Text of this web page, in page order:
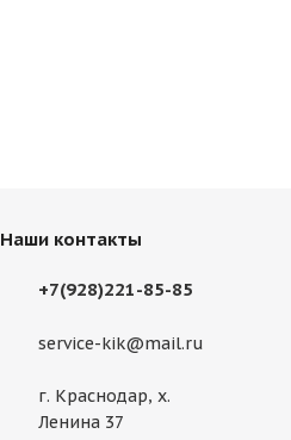
Наши контакты
+7(928)221-85-85
service-kik@mail.ru
г. Краснодар, х.
Ленина 37